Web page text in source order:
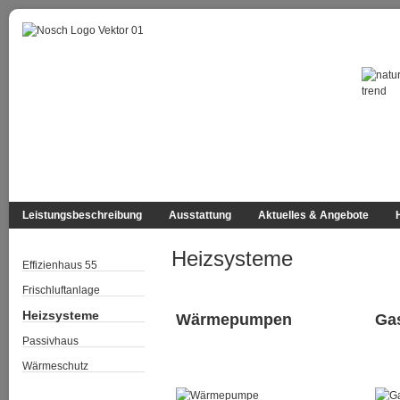
Leistungsbeschreibung Ausstattung Aktuelles & Angebote
Heizsysteme
Wärmepumpen
Effizienhaus 55
Frischluftanlage
Heizsysteme
Passivhaus
Wärmeschutz